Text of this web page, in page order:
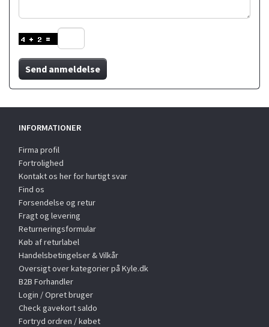
Send anmeldelse
INFORMATIONER
Firma profil
Fortrolighed
Kontakt os her for hurtigt svar
Find os
Forsendelse og retur
Fragt og levering
Returneringsformular
Køb af returlabel
Handelsbetingelser & Vilkår
Oversigt over kategorier på Kyle.dk
B2B Forhandler
Login / Opret bruger
Check gavekort saldo
Fortryd ordren / købet